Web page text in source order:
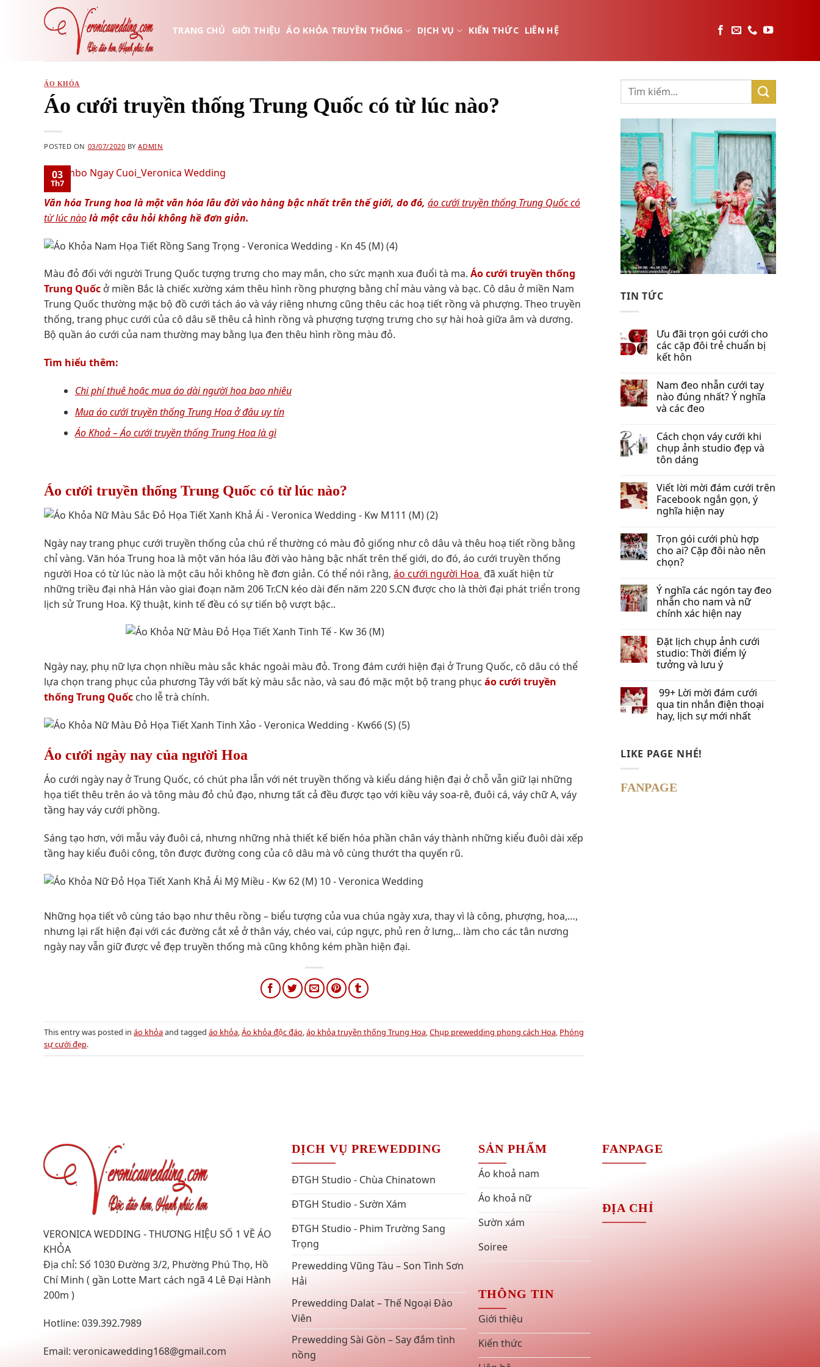
TRANG CHỦ GIỚI THIỆU ÁO KHỎA TRUYỀN THỐNG DỊCH VỤ KIẾN THỨC LIÊN HỆ
ÁO KHỎA
Áo cưới truyền thống Trung Quốc có từ lúc nào?
POSTED ON 03/07/2020 BYADMIN
03
Th7
Văn hóa Trung hoa là một văn hóa lâu đời vào hàng bậc nhất trên thế giới, do đó, áo cưới truyền thống Trung Quốc có
từ lúc nàolà một câu hỏi không hề đơn giản.
Màu đỏ đối với người Trung Quốc tượng trưng cho may mắn, cho sức mạnh xua đuổi tà ma. Áo cưới truyền thống
Trung Quốc ở miền Bắc là chiếc xường xám thêu hình rồng phượng bằng chỉ màu vàng và bạc. Cô dâu ở miền Nam
Trung Quốc thường mặc bộ đồ cưới tách áo và váy riêng nhưng cũng thêu các hoạ tiết rồng và phượng. Theo truyền
thống, trang phục cưới của cô dâu sẽ thêu cả hình rồng và phượng tượng trưng cho sự hài hoà giữa âm và dương.
Bộ quần áo cưới của nam thường may bằng lụa đen thêu hình rồng màu đỏ.
Tìm hiểu thêm:
Chi phí thuê hoặc mua áo dài người hoa bao nhiêu
Mua áo cưới truyền thống Trung Hoa ở đâu uy tín
Áo Khoả – Áo cưới truyền thống Trung Hoa là gì
Áo cưới truyền thống Trung Quốc có từ lúc nào?
Ngày nay trang phục cưới truyền thống của chú rể thường có màu đỏ giống như cô dâu và thêu hoạ tiết rồng bằng
chỉ vàng. Văn hóa Trung hoa là một văn hóa lâu đời vào hàng bậc nhất trên thế giới, do đó, áo cưới truyền thống
người Hoa có từ lúc nào là một câu hỏi không hề đơn giản. Có thể nói rằng, áo cưới người Hoa đã xuất hiện từ
những triều đại nhà Hán vào giai đoạn năm 206 Tr.CN kéo dài đến năm 220 S.CN được cho là thời đại phát triển trong
lịch sử Trung Hoa. Kỹ thuật, kinh tế đều có sự tiến bộ vượt bậc..
Ngày nay, phụ nữ lựa chọn nhiều màu sắc khác ngoài màu đỏ. Trong đám cưới hiện đại ở Trung Quốc, cô dâu có thể
lựa chọn trang phục của phương Tây với bất kỳ màu sắc nào, và sau đó mặc một bộ trang phục áo cưới truyền
thống Trung Quốc cho lễ trà chính.
Áo cưới ngày nay của người Hoa
Áo cưới ngày nay ở Trung Quốc, có chút pha lẫn với nét truyền thống và kiểu dáng hiện đại ở chỗ vẫn giữ lại những
họa tiết thêu trên áo và tông màu đỏ chủ đạo, nhưng tất cả đều được tạo với kiều váy soa-rê, đuôi cá, váy chữ A, váy
tầng hay váy cưới phồng.
Sáng tạo hơn, với mẫu váy đuôi cá, nhưng những nhà thiết kế biến hóa phần chân váy thành những kiểu đuôi dài xếp
tầng hay kiểu đuôi công, tôn được đường cong của cô dâu mà vô cùng thướt tha quyến rũ.
Những họa tiết vô cùng táo bạo như thêu rồng – biểu tượng của vua chúa ngày xưa, thay vì là công, phượng, hoa,…,
nhưng lại rất hiện đại với các đường cắt xẻ ở thân váy, chéo vai, cúp ngực, phủ ren ở lưng,.. làm cho các tân nương
ngày nay vẫn giữ được vẻ đẹp truyền thống mà cũng không kém phần hiện đại.
This entry was posted in áo khỏaand tagged áo khỏa,Áo khỏa độc đáo,áo khỏa truyền thống Trung Hoa,Chụp prewedding phong cách Hoa, Phóng
sự cưới đẹp.
TIN TỨC
Ưu đãi trọn gói cưới cho
các cặp đôi trẻ chuẩn bị
kết hôn
Nam đeo nhẫn cưới tay
nào đúng nhất​? Ý nghĩa
và các đeo
Cách chọn váy cưới khi
chụp ảnh studio đẹp và
tôn dáng
Viết lời mời đám cưới trên
Facebook​ ngắn gọn, ý
nghĩa hiện nay
Trọn gói cưới phù hợp
cho ai? Cặp đôi nào nên
chọn?
Ý nghĩa các ngón tay đeo
nhẫn cho nam và nữ
chính xác hiện nay
Đặt lịch chụp ảnh cưới
studio: Thời điểm lý
tưởng và lưu ý
99+ Lời mời đám cưới
qua tin nhắn​ điện thoại
hay, lịch sự mới nhất
LIKE PAGE NHÉ!
FANPAGE
VERONICA WEDDING - THƯƠNG HIỆU SỐ 1 VỀ ÁO
KHỎA
Địa chỉ: Số 1030 Đường 3/2, Phường Phú Thọ, Hồ
Chí Minh ( gần Lotte Mart cách ngã 4 Lê Đại Hành
200m )
Hotline: 039.392.7989
Email: veronicawedding168@gmail.com
DỊCH VỤ PREWEDDING
ĐTGH Studio - Chùa Chinatown
ĐTGH Studio - Sườn Xám
ĐTGH Studio - Phim Trường Sang
Trọng
Prewedding Vũng Tàu – Son Tình Sơn
Hải
Prewedding Dalat – Thế Ngoại Đào
Viên
Prewedding Sài Gòn – Say đắm tình
nồng
SẢN PHẨM
Áo khoả nam
Áo khoả nữ
Sườn xám
Soiree
THÔNG TIN
Giới thiệu
Kiến thức
FANPAGE
ĐỊA CHỈ